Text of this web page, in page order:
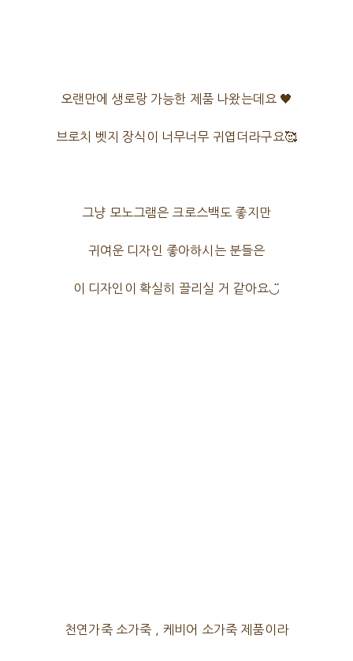
오랜만에 생로랑 가능한 제품 나왔는데요 🖤
브로치 벳지 장식이 너무너무 귀엽더라구요🥰
그냥 모노그램은 크로스백도 좋지만
귀여운 디자인 좋아하시는 분들은
이 디자인이 확실히 끌리실 거 같아요◡̈
천연가죽 소가죽 , 케비어 소가죽 제품이라